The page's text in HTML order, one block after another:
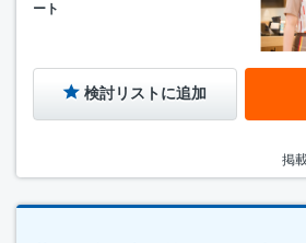
ート
検討リストに追加
掲